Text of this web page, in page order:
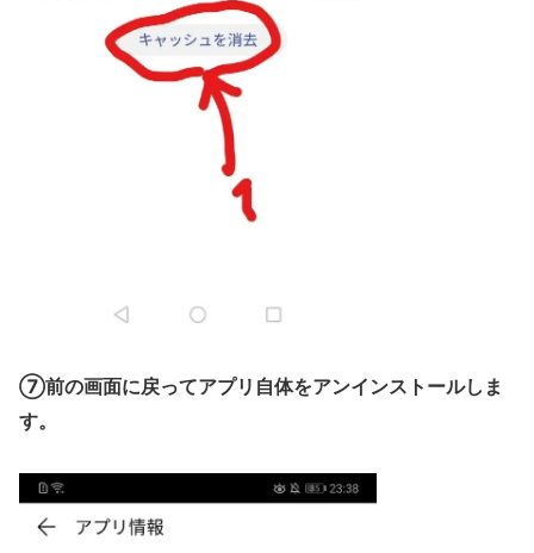
⑦前の画面に戻ってアプリ自体をアンインストールしま
す。